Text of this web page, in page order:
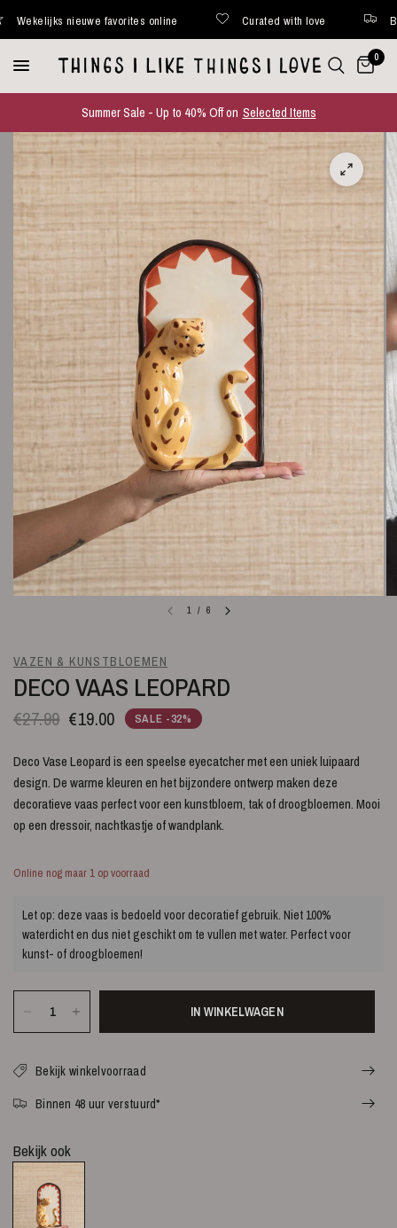
nieuwe favorites online Curated with love
0
Summer Sale - Up to 40% Off on Selected Items
1 / 6
VAZEN & KUNSTBLOEMEN
DECO VAAS LEOPARD
€27.99 €19.00 SALE -32%
Deco Vase Leopard is een speelse eyecatcher met een uniek luipaard
design. De warme kleuren en het bijzondere ontwerp maken deze
decoratieve vaas perfect voor een kunstbloem, tak of droogbloemen. Mooi
op een dressoir, nachtkastje of wandplank.
Online nog maar 1 op voorraad
Let op: deze vaas is bedoeld voor decoratief gebruik. Niet 100%
waterdicht en dus niet geschikt om te vullen met water. Perfect voor
kunst- of droogbloemen!
IN WINKELWAGEN
Bekijk winkelvoorraad
Binnen 48 uur verstuurd*
Bekijk ook